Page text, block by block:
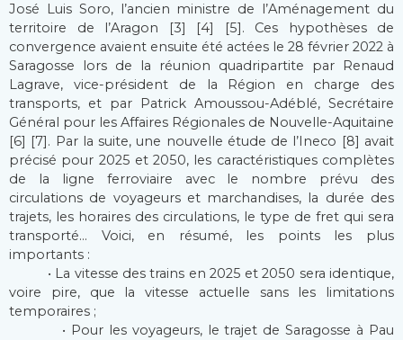
José Luis Soro, l’ancien ministre de l’Aménagement du
territoire de l’Aragon [3] [4] [5]. Ces hypothèses de
convergence avaient ensuite été actées le 28 février 2022 à
Saragosse lors de la réunion quadripartite par Renaud
Lagrave, vice-président de la Région en charge des
transports, et par Patrick Amoussou-Adéblé, Secrétaire
Général pour les Affaires Régionales de Nouvelle-Aquitaine
[6] [7]. Par la suite, une nouvelle étude de l’Ineco [8] avait
précisé pour 2025 et 2050, les caractéristiques complètes
de la ligne ferroviaire avec le nombre prévu des
circulations de voyageurs et marchandises, la durée des
trajets, les horaires des circulations, le type de fret qui sera
transporté… Voici, en résumé, les points les plus
importants :
• La vitesse des trains en 2025 et 2050 sera identique,
voire pire, que la vitesse actuelle sans les limitations
temporaires ;
• Pour les voyageurs, le trajet de Saragosse à Pau